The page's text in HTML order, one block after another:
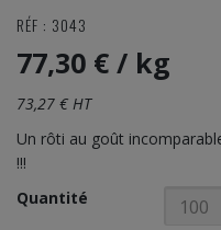
RÉF : 3043
77,30 € / kg
73,27 € HT
Un rôti au goût
!!!
Quantité